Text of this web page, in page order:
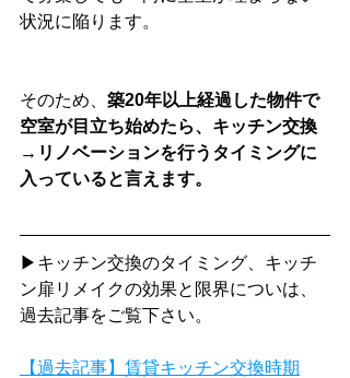
状況に陥ります。
そのため、 築20年以上経過した物件で
空室が目立ち始めたら、キッチン交換
→リノベーションを行うタイミングに
入っていると言えます。
▶キッチン交換のタイミング、キッチ
ン扉リメイクの効果と限界についは、
過去記事をご覧下さい。
【過去記事】賃貸キッチン交換時期